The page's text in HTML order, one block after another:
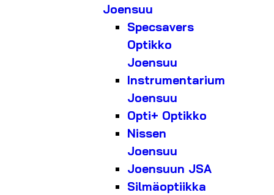
Joensuu
Specsavers
Optikko
Joensuu
Instrumentarium
Joensuu
Opti+ Optikko
Nissen
Joensuu
Joensuun JSA
Silmäoptiikka